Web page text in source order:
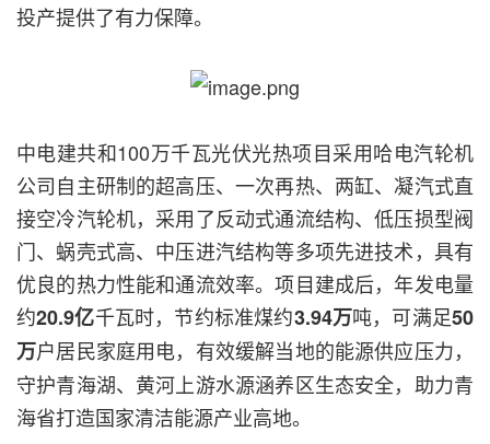
投产提供了有力保障。
中电建共和100万千瓦光伏光热项目采用哈电汽轮机
公司自主研制的超高压、一次再热、两缸、凝汽式直
接空冷汽轮机，采用了反动式通流结构、低压损型阀
门、蜗壳式高、中压进汽结构等多项先进技术，具有
优良的热力性能和通流效率。项目建成后，年发电量
约20.9亿千瓦时，节约标准煤约3.94万吨，可满足50
万户居民家庭用电，有效缓解当地的能源供应压力，
守护青海湖、黄河上游水源涵养区生态安全，助力青
海省打造国家清洁能源产业高地。